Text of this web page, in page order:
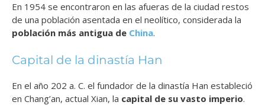
En 1954 se encontraron en las afueras de la ciudad restos
de una población asentada en el neolítico, considerada la
población más antigua de China.
Capital de la dinastía Han
En el año 202 a. C. el fundador de la dinastía Han estableció
en Chang’an, actual Xian, la capital de su vasto imperio.